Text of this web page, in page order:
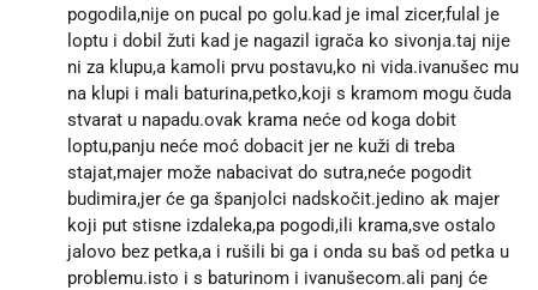
pogodila,nije on pucal po golu.kad je imal zicer,fulal je
loptu i dobil žuti kad je nagazil igrača ko sivonja.taj nije
ni za klupu,a kamoli prvu postavu,ko ni vida.ivanušec mu
na klupi i mali baturina,petko,koji s kramom mogu čuda
stvarat u napadu.ovak krama neće od koga dobit
loptu,panju neće moć dobacit jer ne kuži di treba
stajat,majer može nabacivat do sutra,neće pogodit
budimira,jer će ga španjolci nadskočit.jedino ak majer
koji put stisne izdaleka,pa pogodi,ili krama,sve ostalo
jalovo bez petka,a i rušili bi ga i onda su baš od petka u
problemu.isto i s baturinom i ivanušecom.ali panj će